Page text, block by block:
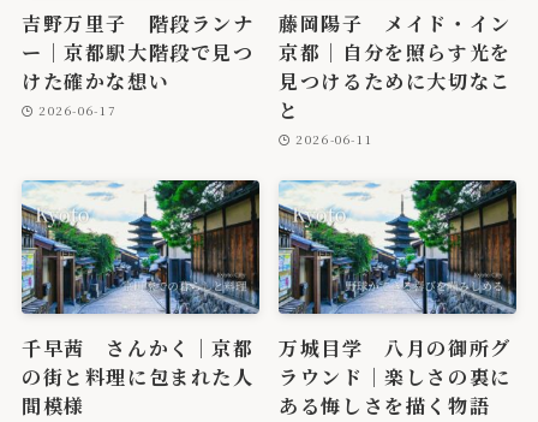
吉野万里子 階段ランナ
ー｜京都駅大階段で見つ
けた確かな想い
2026-06-17
藤岡陽子 メイド・イン
京都｜自分を照らす光を
見つけるために大切なこ
と
2026-06-11
千早茜 さんかく｜京都
の街と料理に包まれた人
間模様
万城目学 八月の御所グ
ラウンド｜楽しさの裏に
ある悔しさを描く物語